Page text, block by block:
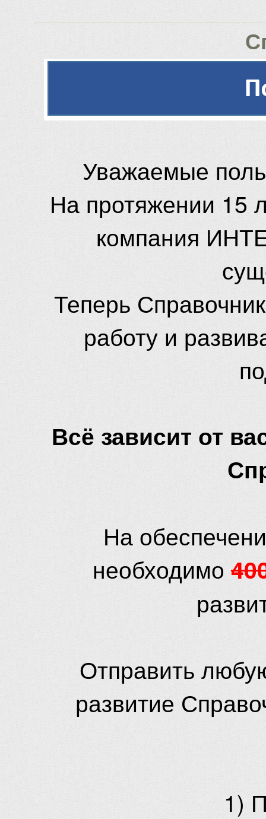
Уважаемые
На протяжении 15
компания
Теперь
работу и
Всё зависит от
На
необходимо
Отправить
развитие
1)